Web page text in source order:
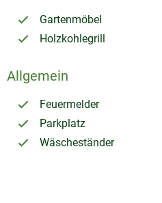
Gartenmöbel
Holzkohlegrill
Allgemein
Feuermelder
Parkplatz
Wäscheständer